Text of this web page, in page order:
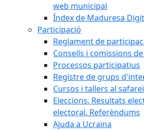
web municipal
Índex de Maduresa
Participació
Reglament de
Consells i comissions
Processos participatius
Registre de grups
Cursos i tallers al
Eleccions. Resultats
electoral. Referèndums
Ajuda a Ucraïna